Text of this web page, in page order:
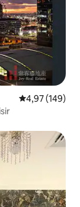
Note
4,97 (149)